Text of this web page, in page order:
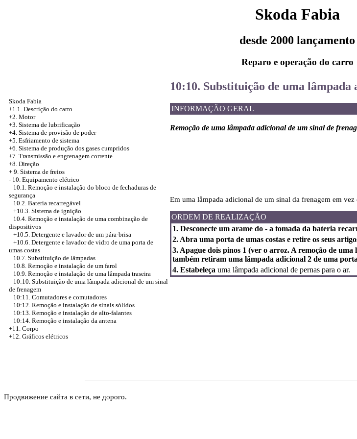
Skoda Fabia
desde 2000 lançamento
Reparo e operação do carro
Skoda Fabia
+1.1. Descrição do carro
+2. Motor
+3. Sistema de lubrificação
+4. Sistema de provisão de poder
+5. Esfriamento de sistema
+6. Sistema de produção dos gases cumpridos
+7. Transmissão e engrenagem corrente
+8. Direção
+ 9. Sistema de freios
- 10. Equipamento elétrico
10.1. Remoção e instalação do bloco de fechaduras de
segurança
10.2. Bateria recarregável
+10.3. Sistema de ignição
10.4. Remoção e instalação de uma combinação de
dispositivos
+10.5. Detergente e lavador de um pára-brisa
+10.6. Detergente e lavador de vidro de uma porta de
umas costas
10.7. Substituição de lâmpadas
10.8. Remoção e instalação de um farol
10.9. Remoção e instalação de uma lâmpada traseira
10:10. Substituição de uma lâmpada adicional de um sinal
de frenagem
10:11. Comutadores e comutadores
10:12. Remoção e instalação de sinais sólidos
10:13. Remoção e instalação de alto-falantes
10:14. Remoção e instalação da antena
+11. Corpo
+12. Gráficos elétricos
10:10. Substituição de uma
INFORMAÇÃO GERAL
Remoção de uma lâmpada adicional de um sinal de
Em uma lâmpada adicional de um sinal da frenagem em
ORDEM DE REALIZAÇÃO
1. Desconecte um arame do - a tomada da bateria
2. Abra uma porta de umas costas e retire os seus
3. Apague dois pinos 1 (ver o arroz. A remoção de
também retiram uma lâmpada adicional 2 de uma
4. Estabeleça uma lâmpada adicional de pernas para o ar.
Продвижение сайта в сети, не дорого.